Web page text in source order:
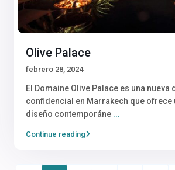
Olive Palace
febrero 28, 2024
El Domaine Olive Palace es una nueva
confidencial en Marrakech que ofrece
diseño contemporáne ...
Continue reading